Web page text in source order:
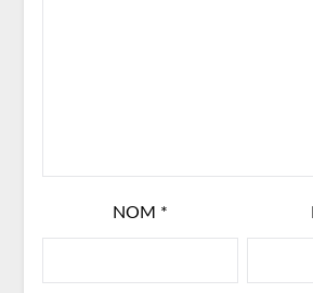
NOM *